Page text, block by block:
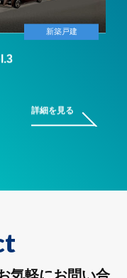
新築戸建
詳細を見る